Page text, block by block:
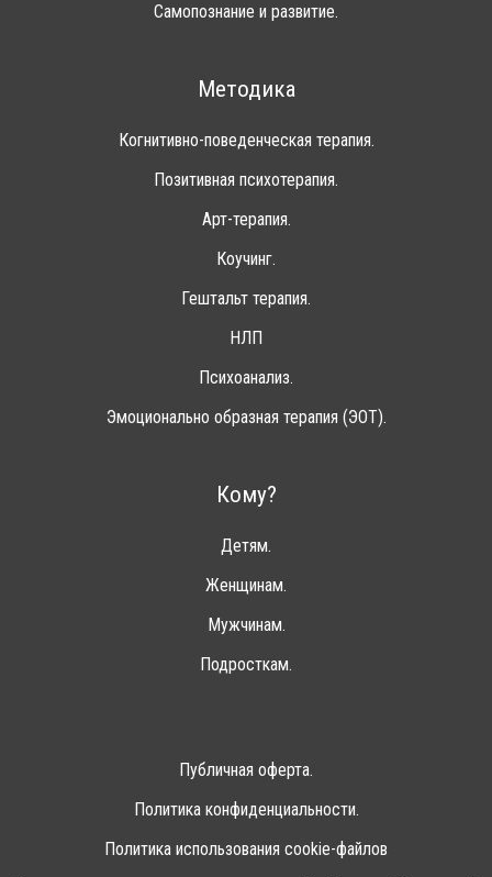
Самопознание и развитие.
Методика
Когнитивно-поведенческая терапия.
Позитивная психотерапия.
Арт-терапия.
Коучинг.
Гештальт терапия.
НЛП
Психоанализ.
Эмоционально образная терапия (ЭОТ).
Кому?
Детям.
Женщинам.
Мужчинам.
Подросткам.
Публичная оферта.
Политика конфиденциальности.
Политика использования cookie-файлов